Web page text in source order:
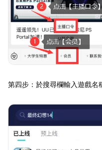
第四步：於搜尋欄輸入遊戲名